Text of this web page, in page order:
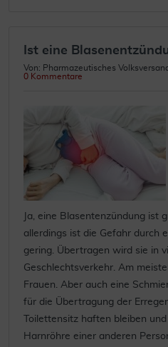
Ist eine
Von: Pharmazeutisches
0 Kommentare
Ja, eine Blasentenzündung ist
allerdings ist die Gefahr durch
gering. Übertragen wird sie in
Geschlechtsverkehr. Am
Frauen. Aber auch eine
für die Übertragung der
Toilettensitz haften bleiben
Harnröhre einer anderen